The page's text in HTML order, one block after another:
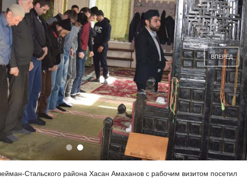
ВПЕРЁД
Стальского района Хасан Амаханов с рабочим визитом посетил